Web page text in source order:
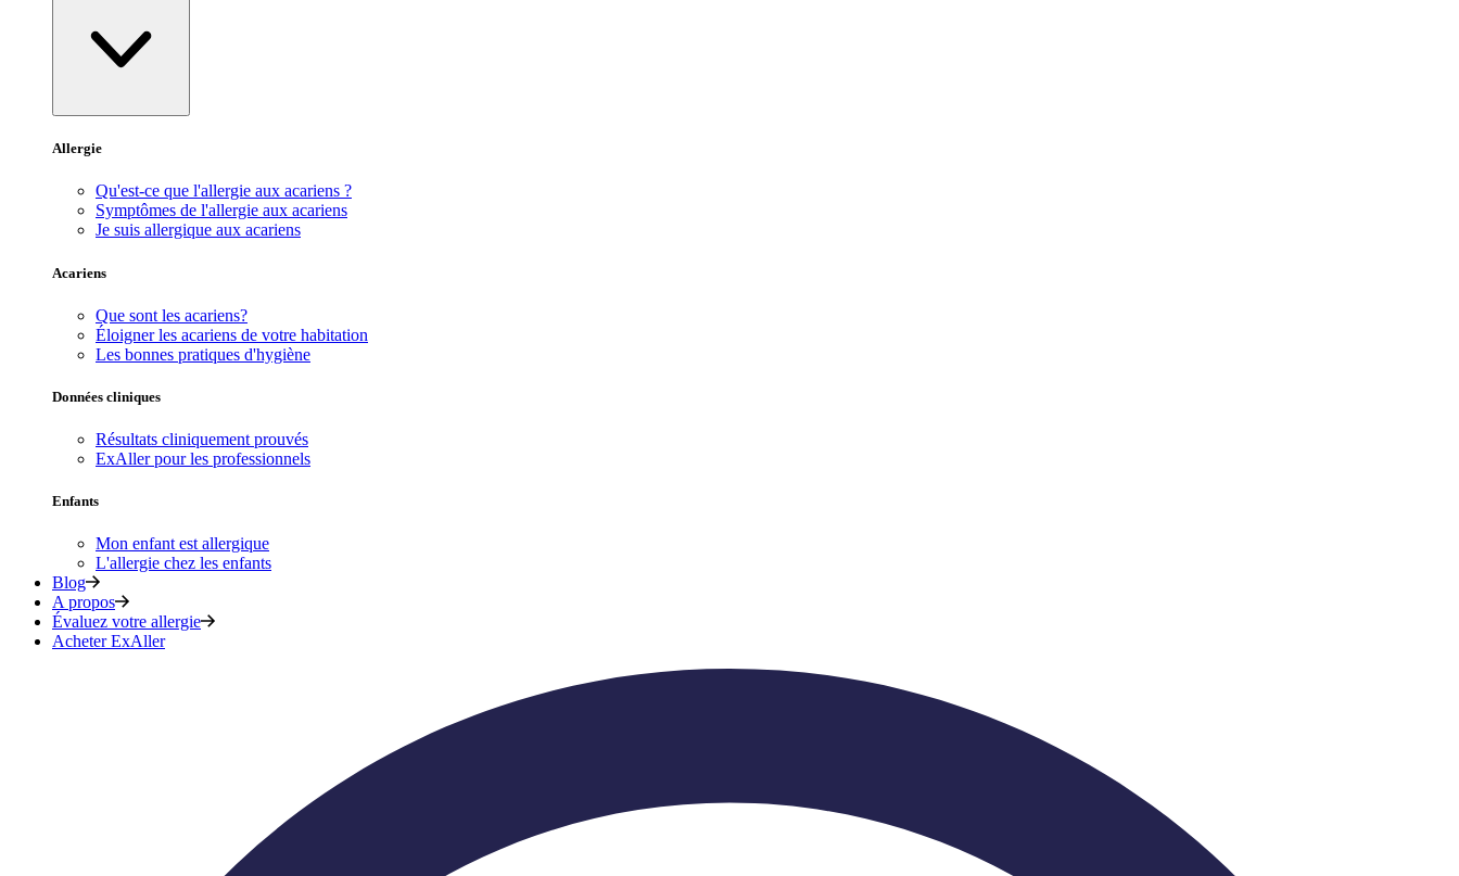
Allergie
Qu'est-ce que l'allergie aux acariens ?
Symptômes de l'allergie aux acariens
Je suis allergique aux acariens
Acariens
Que sont les acariens?
Éloigner les acariens de votre habitation
Les bonnes pratiques d'hygiène
Données cliniques
Résultats cliniquement prouvés
ExAller pour les professionnels
Enfants
Mon enfant est allergique
L'allergie chez les enfants
Blog
A propos
Évaluez votre allergie
Acheter ExAller